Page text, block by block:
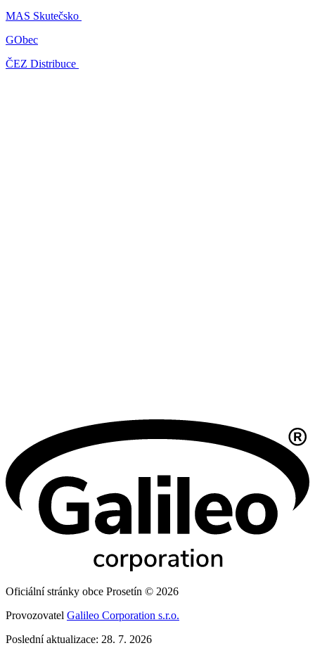
MAS Skutečsko
GObec
ČEZ Distribuce
Oficiální stránky obce Prosetín © 2026
Provozovatel Galileo Corporation s.r.o.
Poslední aktualizace: 28. 7. 2026